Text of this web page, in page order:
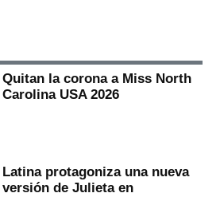
Quitan la corona a Miss North
Carolina USA 2026
Latina protagoniza una nueva
versión de Julieta en